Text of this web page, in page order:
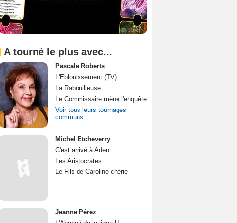
A tourné le plus avec...
Pascale Roberts
L'Eblouissement (TV)
La Rabouilleuse
Le Commissaire mène l'enquête
Voir tous leurs tournages
communs
Michel Etcheverry
C'est arrivé à Aden
Les Aristocrates
Le Fils de Caroline chérie
Jeanne Pérez